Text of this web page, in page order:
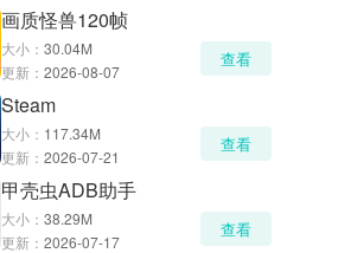
画质怪兽120帧
大小： 30.04M
更新： 2026-08-07
查看
Steam
大小： 117.34M
更新： 2026-07-21
查看
甲壳虫ADB助手
大小： 38.29M
更新： 2026-07-17
查看